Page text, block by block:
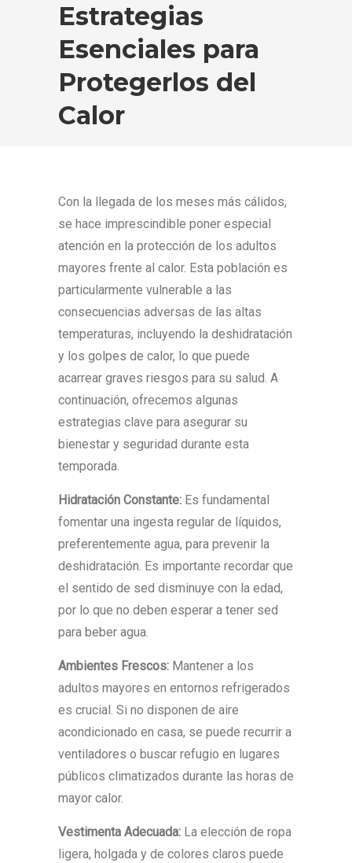
Estrategias
Esenciales para
Protegerlos del
Calor
Con la llegada de los meses más cálidos,
se hace imprescindible poner especial
atención en la protección de los adultos
mayores frente al calor. Esta población es
particularmente vulnerable a las
consecuencias adversas de las altas
temperaturas, incluyendo la deshidratación
y los golpes de calor, lo que puede
acarrear graves riesgos para su salud. A
continuación, ofrecemos algunas
estrategias clave para asegurar su
bienestar y seguridad durante esta
temporada.
Hidratación Constante: Es fundamental
fomentar una ingesta regular de líquidos,
preferentemente agua, para prevenir la
deshidratación. Es importante recordar que
el sentido de sed disminuye con la edad,
por lo que no deben esperar a tener sed
para beber agua.
Ambientes Frescos: Mantener a los
adultos mayores en entornos refrigerados
es crucial. Si no disponen de aire
acondicionado en casa, se puede recurrir a
ventiladores o buscar refugio en lugares
públicos climatizados durante las horas de
mayor calor.
Vestimenta Adecuada: La elección de ropa
ligera, holgada y de colores claros puede